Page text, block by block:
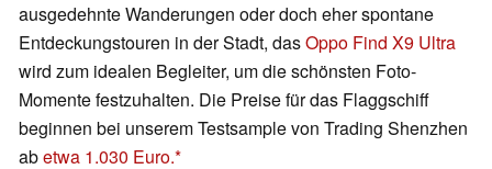
ausgedehnte Wanderungen oder doch eher spontane
Entdeckungstouren in der Stadt, dasOppo Find X9 Ultra
wird zum idealen Begleiter, um die schönsten Foto-
Momente festzuhalten. Die Preise für das Flaggschiff
beginnen bei unserem Testsample von Trading Shenzhen
abetwa 1.030 Euro.